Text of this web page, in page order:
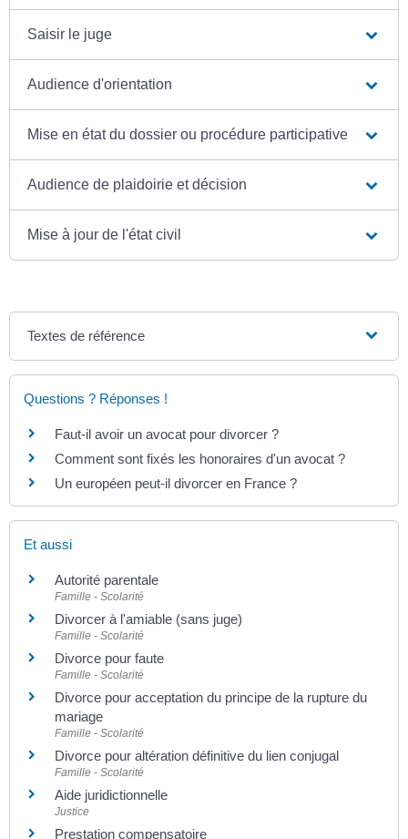
Saisir le juge
Audience d'orientation
Mise en état du dossier ou procédure participative
Audience de plaidoirie et décision
Mise à jour de l'état civil
Textes de référence
Questions ? Réponses !
Faut-il avoir un avocat pour divorcer ?
Comment sont fixés les honoraires d'un avocat ?
Un européen peut-il divorcer en France ?
Et aussi
Autorité parentale
Famille - Scolarité
Divorcer à l'amiable (sans juge)
Famille - Scolarité
Divorce pour faute
Famille - Scolarité
Divorce pour acceptation du principe de la rupture du
mariage
Famille - Scolarité
Divorce pour altération définitive du lien conjugal
Famille - Scolarité
Aide juridictionnelle
Justice
Prestation compensatoire